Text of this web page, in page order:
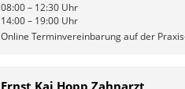
08:00 – 12:30 Uhr
14:00 – 19:00 Uhr
Online Terminvereinbarung auf der
Ernst Kai Hopp Zahnarzt